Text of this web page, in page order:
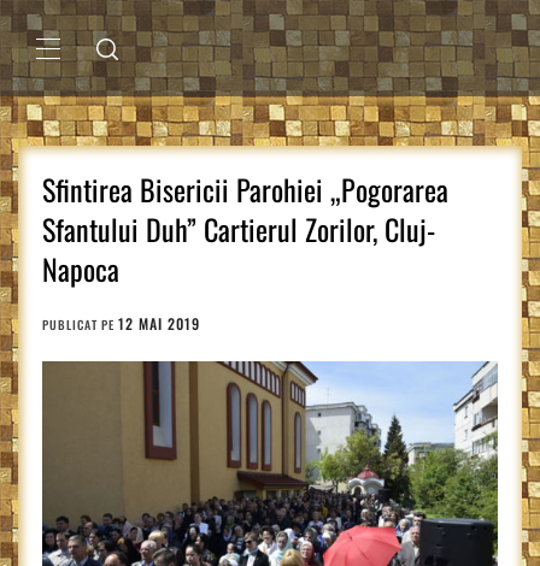
Sari
la
conținutMENIU
PRINCIPAL
Sfintirea Bisericii Parohiei „Pogorarea
Sfantului Duh” Cartierul Zorilor, Cluj-
Napoca
PUBLICAT PE 12 MAI 2019